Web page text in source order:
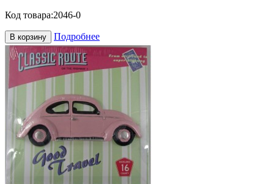
Код товара:2046-0
В корзину Подробнее